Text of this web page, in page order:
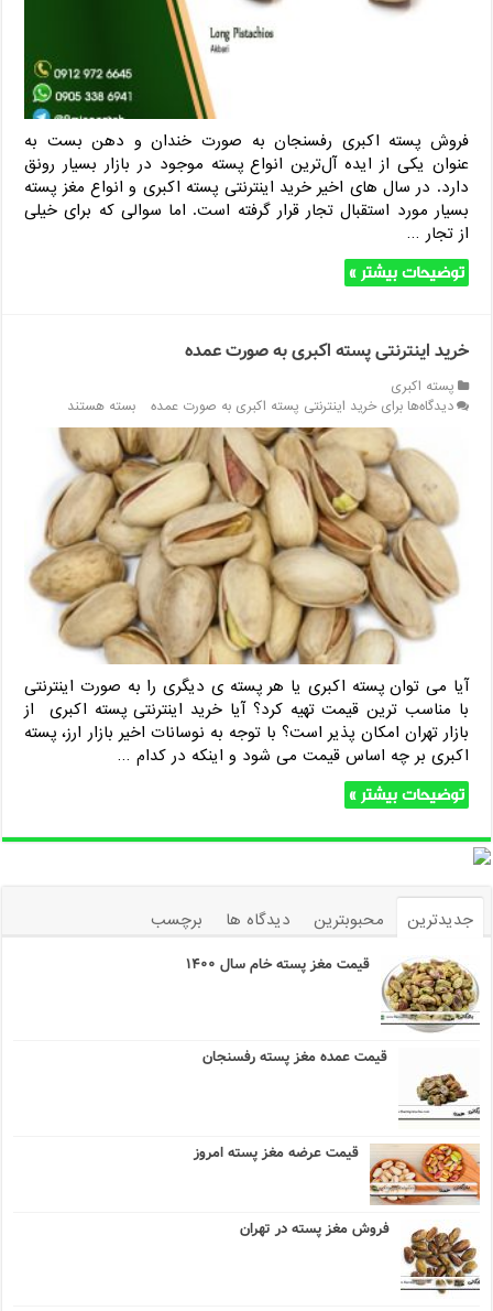
فروش پسته اکبری رفسنجان به صورت خندان و دهن بست به
عنوان یکی از ایده آل‌ترین انواع پسته موجود در بازار بسیار رونق
دارد. در سال های اخیر خرید اینترنتی پسته اکبری و انواع مغز پسته
بسیار مورد استقبال تجار قرار گرفته است. اما سوالی که برای خیلی
از تجار …
توضیحات بیشتر »
خرید اینترنتی پسته اکبری به صورت عمده
پسته اکبری
دیدگاه‌هابرای خرید اینترنتی پسته اکبری به صورت عمده بسته هستند
آیا می توان پسته اکبری یا هر پسته ی دیگری را به صورت اینترنتی
با مناسب ترین قیمت تهیه کرد؟ آیا خرید اینترنتی پسته اکبری از
بازار تهران امکان پذیر است؟ با توجه به نوسانات اخیر بازار ارز، پسته
اکبری بر چه اساس قیمت می شود و اینکه در کدام …
توضیحات بیشتر »
جدیدترین محبوبترین دیدگاه ها برچسب
قیمت مغز پسته خام سال ۱۴۰۰
قیمت عمده مغز پسته رفسنجان
قیمت عرضه مغز پسته امروز
فروش مغز پسته در تهران